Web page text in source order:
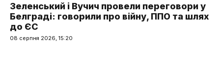
Зеленський і Вучич провели переговори у
Белграді: говорили про війну, ППО та шлях
до ЄС
08 серпня 2026, 15:20